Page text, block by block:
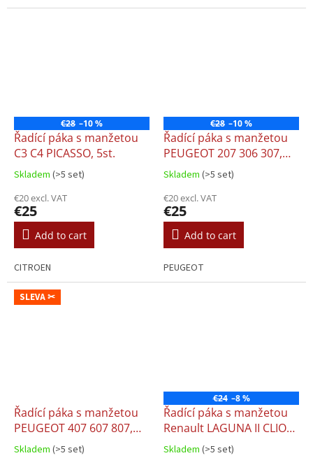
€28 –10 %
Řadící páka s manžetou
C3 C4 PICASSO, 5st.
Skladem (>5 set)
€20 excl. VAT
€25
Add to cart
CITROEN
€28 –10 %
Řadící páka s manžetou
PEUGEOT 207 306 307,
5st.
Skladem (>5 set)
€20 excl. VAT
€25
Add to cart
PEUGEOT
SLEVA ✂
Řadící páka s manžetou
PEUGEOT 407 607 807,
5st.
Skladem (>5 set)
€24 –8 %
Řadící páka s manžetou
Renault LAGUNA II CLIO
III, 5st.
Skladem (>5 set)